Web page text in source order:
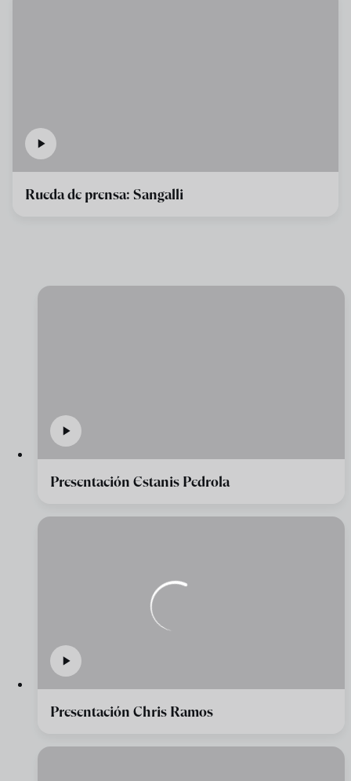
Rueda de prensa: Sangalli
Presentación Estanis Pedrola
Presentación Chris Ramos